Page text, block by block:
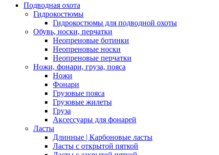
Подводная охота
Гидрокостюмы
Гидрокостюмы для подводной охоты
Обувь, носки, перчатки
Неопреновые ботинки
Неопреновые носки
Неопреновые перчатки
Ножи, фонари, груза, пояса
Ножи
Фонари
Грузовые пояса
Грузовые жилеты
Груза
Аксессуары для фонарей
Ласты
Длинные | Карбоновые ласты
Ласты с открытой пяткой